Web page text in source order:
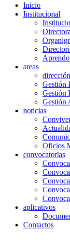
Inicio
Institucional
Directora
areas
dirección
Gestión
Gestión
Gestión
noticias
Oficios
convocatorias
aplicativos
Contactos